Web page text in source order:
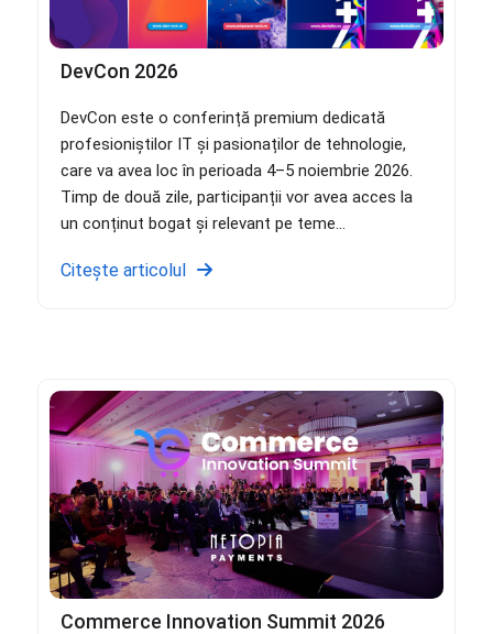
DevCon 2026
DevCon este o conferință premium dedicată
profesioniștilor IT și pasionaților de tehnologie,
care va avea loc în perioada 4–5 noiembrie 2026.
Timp de două zile, participanții vor avea acces la
un conținut bogat și relevant pe teme...
Citește articolul
Commerce Innovation Summit 2026